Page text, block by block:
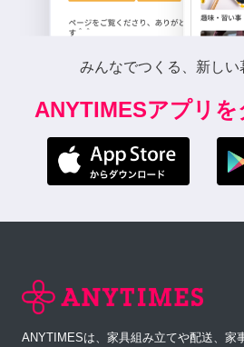
みんなでつくる、新しい
ANYTIMESアプリ
ANYTIMESは、家具組み立てや配送、家